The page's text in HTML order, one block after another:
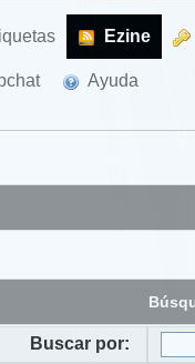
Ezine
Ayuda
Buscar por: